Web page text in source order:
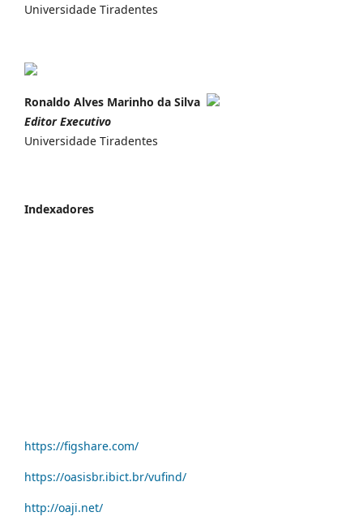
Universidade Tiradentes
Ronaldo Alves Marinho da Silva
Editor Executivo
Universidade Tiradentes
Indexadores
https://figshare.com/
https://oasisbr.ibict.br/vufind/
http://oaji.net/